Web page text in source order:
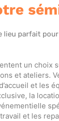
parfait
un choix
et ateliers.
et les
la
et les